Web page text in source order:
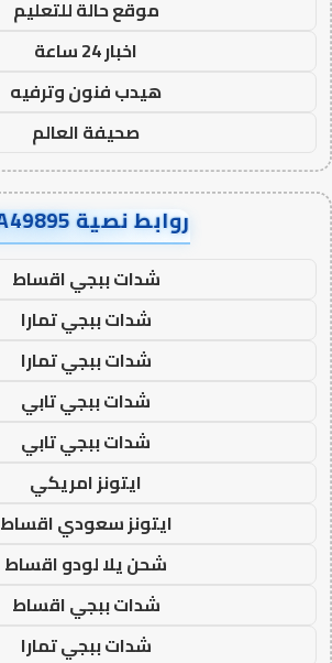
موقع حالة للتعليم
اخبار 24 ساعة
هيدب فنون وترفيه
صحيفة العالم
روابط نصية AA49895
شدات ببجي اقساط
شدات ببجي تمارا
شدات ببجي تمارا
شدات ببجي تابي
شدات ببجي تابي
ايتونز امريكي
ايتونز سعودي اقساط
شحن يلا لودو اقساط
شدات ببجي اقساط
شدات ببجي تمارا